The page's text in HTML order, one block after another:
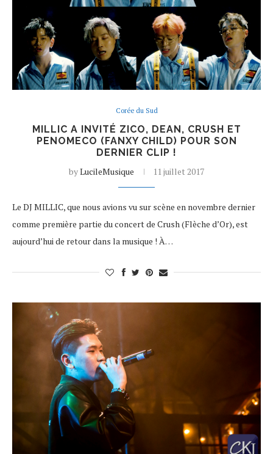
Corée du Sud
MILLIC A INVITÉ ZICO, DEAN, CRUSH ET
PENOMECO (FANXY CHILD) POUR SON
DERNIER CLIP !
byLucileMusique 11 juillet 2017
Le DJ MILLIC, que nous avions vu sur scène en novembre dernier
comme première partie du concert de Crush (Flèche d’Or), est
aujourd’hui de retour dans la musique ! À…